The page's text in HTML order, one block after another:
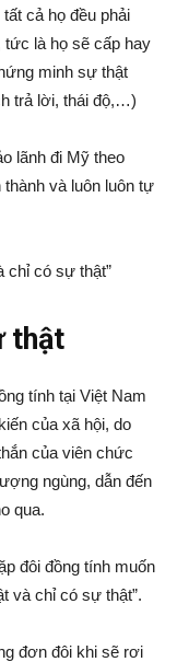
cả họ đều phải
tức là họ sẽ cấp hay
minh sự thật
trả lời, thái độ,…)
lãnh đi Mỹ theo
và luôn luôn tự
chỉ có sự thật”
thật
tính tại Việt Nam
của xã hội, do
của viên chức
ngùng, dẫn đến
qua.
đôi đồng tính muốn
và chỉ có sự thật”.
đơn đôi khi sẽ rơi